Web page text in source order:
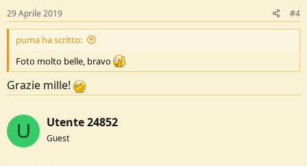
29 Aprile 2019 #4
puma ha scritto:
Foto molto belle, bravo
Grazie mille!
U Utente 24852
Guest